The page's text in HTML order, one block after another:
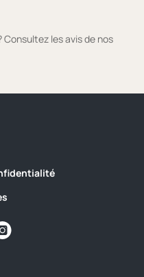
Consultez les avis de nos